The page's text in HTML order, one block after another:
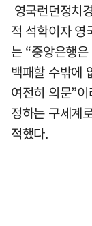
영국런던정치
적 석학이자 영
는 “중앙은행
백패할 수밖에
여전히 의문”
정하는 구세계
적했다.